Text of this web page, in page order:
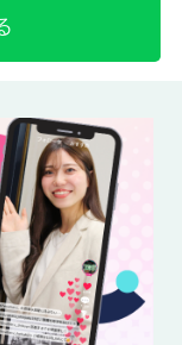
専有面積が36.3平
輪場付きの物件で
し。八王子市や中
当社へご連絡をお